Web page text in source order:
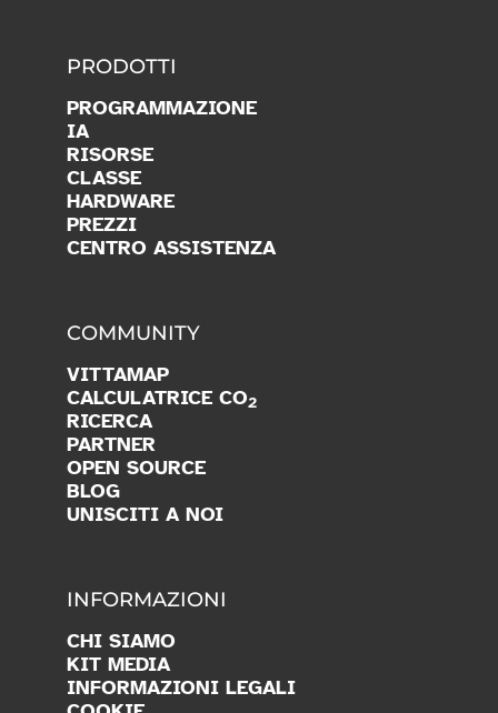
PRODOTTI
PROGRAMMAZIONE
IA
RISORSE
CLASSE
HARDWARE
PREZZI
CENTRO ASSISTENZA
COMMUNITY
VITTAMAP
CALCULATRICE CO2
RICERCA
PARTNER
OPEN SOURCE
BLOG
UNISCITI A NOI
INFORMAZIONI
CHI SIAMO
KIT MEDIA
INFORMAZIONI LEGALI